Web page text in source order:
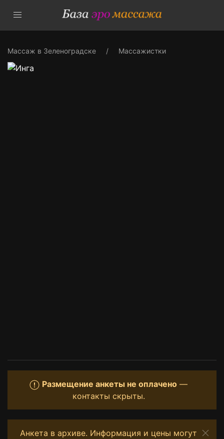
Массаж в Зеленоградске Массажистки
Размещение анкеты не оплачено —
контакты скрыты.
Анкета в архиве. Информация и цены могут